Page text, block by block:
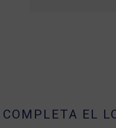
COMPLETA EL